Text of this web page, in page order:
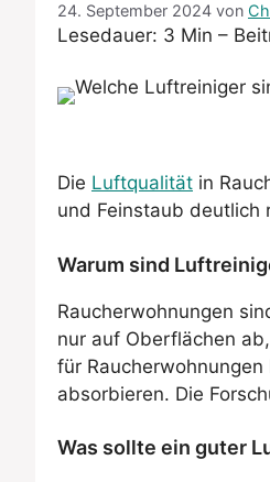
24. September 2024 von
Lesedauer: 3 Min –
Die Luftqualität in
und Feinstaub deutlich
Warum sind
Raucherwohnungen
nur auf Oberflächen
für
absorbieren. Die
Was sollte ein guter